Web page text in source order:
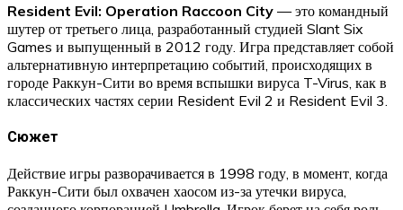
Resident Evil: Operation Raccoon City — это командный
шутер от третьего лица, разработанный студией Slant Six
Games и выпущенный в 2012 году. Игра представляет собой
альтернативную интерпретацию событий, происходящих в
городе Раккун-Сити во время вспышки вируса T-Virus, как в
классических частях серии Resident Evil 2 и Resident Evil 3.
Сюжет
Действие игры разворачивается в 1998 году, в момент, когда
Раккун-Сити был охвачен хаосом из-за утечки вируса,